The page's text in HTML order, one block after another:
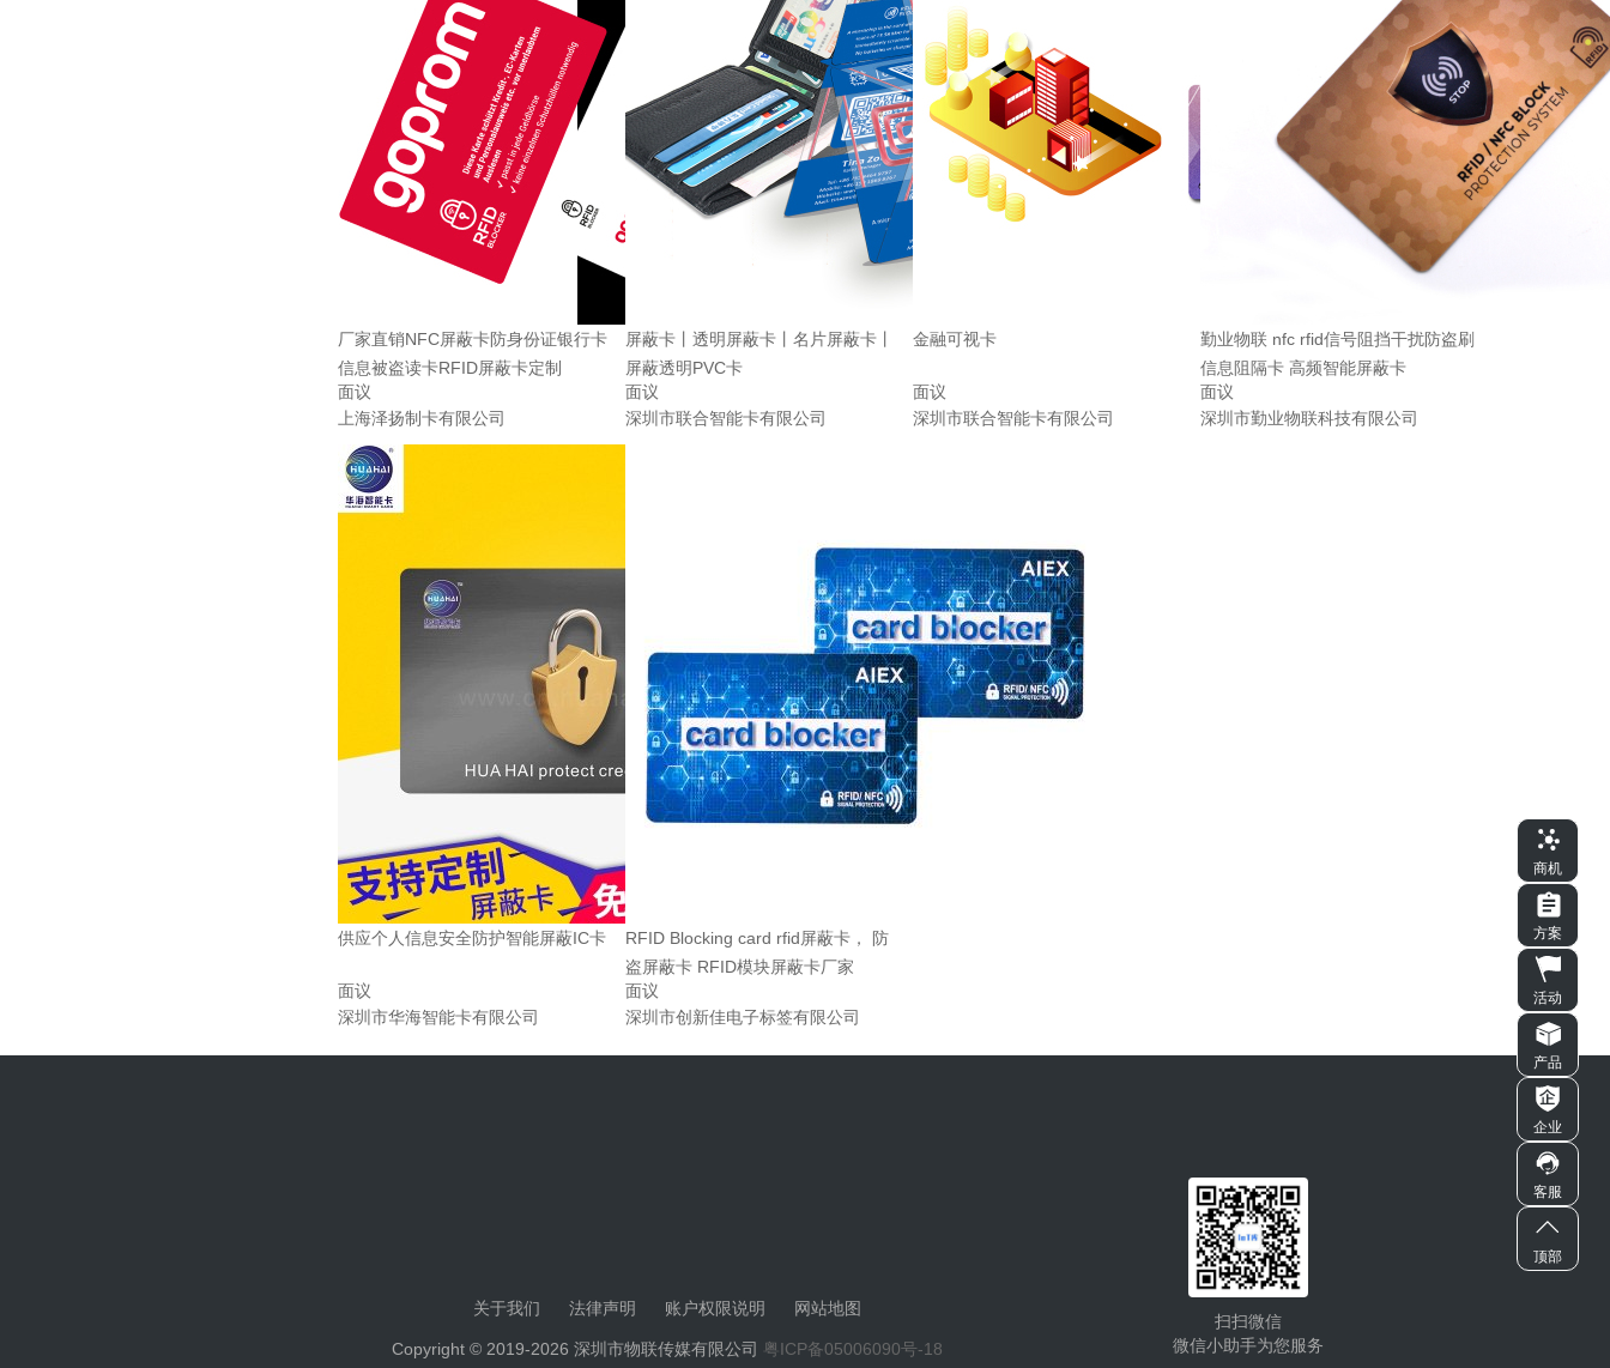
厂家直销NFC屏蔽卡防身份证银行卡
信息被盗读卡RFID屏蔽卡定制
面议
上海泽扬制卡有限公司
屏蔽卡丨透明屏蔽卡丨名片屏蔽卡丨
屏蔽透明PVC卡
面议
深圳市联合智能卡有限公司
金融可视卡
面议
深圳市联合智能卡有限公司
勤业物联 nfc rfid信号阻挡干扰防盗刷
信息阻隔卡 高频智能屏蔽卡
面议
深圳市勤业物联科技有限公司
供应个人信息安全防护智能屏蔽IC卡
面议
深圳市华海智能卡有限公司
RFID Blocking card rfid屏蔽卡， 防
盗屏蔽卡 RFID模块屏蔽卡厂家
面议
深圳市创新佳电子标签有限公司
商机
方案
活动
产品
企业
客服
顶部
关于我们 法律声明 账户权限说明 网站地图
Copyright © 2019-2026 深圳市物联传媒有限公司 粤ICP备05006090号-18
扫扫微信
微信小助手为您服务